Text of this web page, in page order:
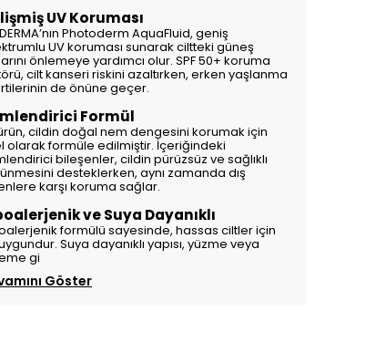
UV Koruması
Photoderm AquaFluid, geniş
UV koruması sunarak ciltteki güneş
önlemeye yardımcı olur. SPF 50+ koruma
cilt kanseri riskini azaltırken, erken yaşlanma
de önüne geçer.
Formül
cildin doğal nem dengesini korumak için
olarak formüle edilmiştir. İçeriğindeki
bileşenler, cildin pürüzsüz ve sağlıklı
desteklerken, aynı zamanda dış
karşı koruma sağlar.
ve Suya Dayanıklı
formülü sayesinde, hassas ciltler için
Suya dayanıklı yapısı, yüzme veya
gi
Göster